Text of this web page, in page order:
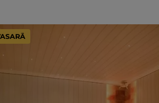
Iepatikās šis piedāvājums?
Līdz brīnišķīgai atpūtai atlikuši tikai daži